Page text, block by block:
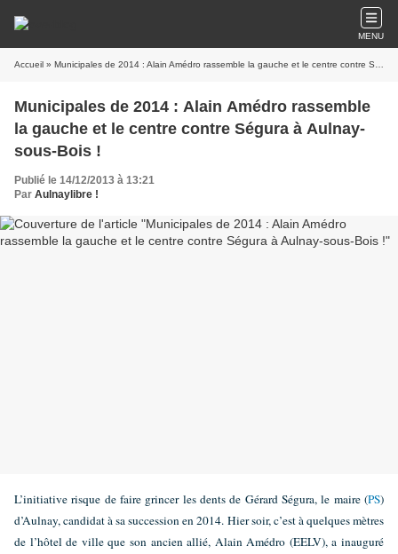
MENU
Accueil » Municipales de 2014 : Alain Amédro rassemble la gauche et le centre contre Ségura à Aulnay-sous-Bois !
Municipales de 2014 : Alain Amédro rassemble
la gauche et le centre contre Ségura à Aulnay-
sous-Bois !
Publié le 14/12/2013 à 13:21
Par Aulnaylibre !
L’initiative risque de faire grincer les dents de Gérard Ségura, le maire (PS)
d’Aulnay, candidat à sa succession en 2014. Hier soir, c’est à quelques mètres
de l’hôtel de ville que son ancien allié, Alain Amédro (EELV), a inauguré